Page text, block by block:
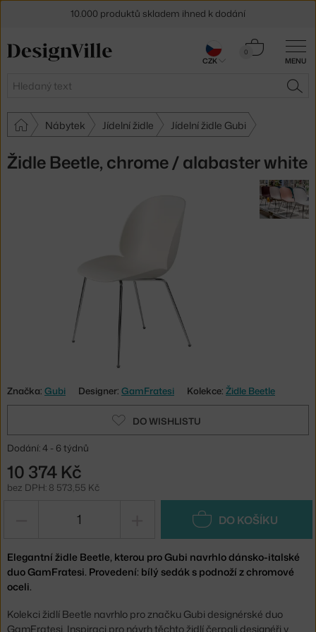
MENU
Hledat
0
Košík
Nábytek Jídelní židle Jídelní židle Gubi
Židle Beetle, chrome / alabaster white
Značka: Gubi Designer: GamFratesi Kolekce: Židle Beetle
DO WISHLISTU
Dodání: 4 - 6 týdnů
10 374 Kč
bez DPH: 8 573,55 Kč
DO KOŠÍKU
Elegantní židle Beetle, kterou pro Gubi navrhlo dánsko-italské
duo GamFratesi. Provedení: bílý sedák s podnoží z chromové
oceli.
Kolekci židlí Beetle navrhlo pro značku Gubi designérské duo
GamFratesi. Inspiraci pro návrh těchto židlí čerpali designéři v
10.000 produktů skladem ihned k dodání
Sleva 5 % pro odběratele
CZK